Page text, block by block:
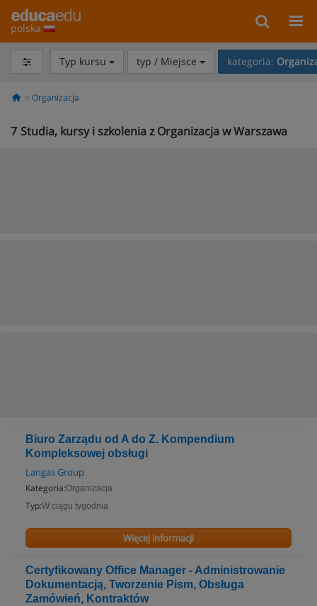
polska
Typ kursu typ / Miejsce kategoria:
Organizacja
7 Studia, kursy i szkolenia z Organizacja w Warszawa
Biuro Zarządu od A do Z. Kompendium
Kompleksowej obsługi
Langas Group
Kategoria:Organizacja
Typ:W ciągu tygodnia
Więcej informacji
Certyfikowany Office Manager - Administrowanie
Dokumentacją, Tworzenie Pism, Obsługa
Zamówień, Kontraktów